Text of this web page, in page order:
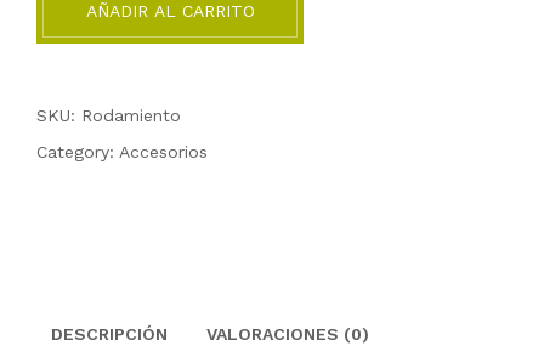
AÑADIR AL CARRITO
SKU: Rodamiento
Category: Accesorios
DESCRIPCIÓN VALORACIONES (0)